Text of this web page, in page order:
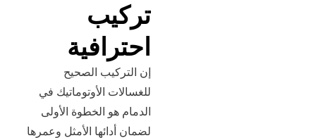
تركيب
احترافية
إن التركيب الصحيح
للغسالات الأوتوماتيك في
الدمام هو الخطوة الأولى
لضمان أدائها الأمثل وعمرها